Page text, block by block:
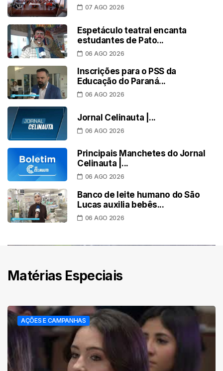
07 AGO 2026
Espetáculo teatral encanta
estudantes de Pato...
06 AGO 2026
Inscrições para o PSS da
Educação do Paraná...
06 AGO 2026
Jornal Celinauta |...
06 AGO 2026
Principais Manchetes do Jornal
Celinauta |...
06 AGO 2026
Banco de leite humano do São
Lucas auxilia bebês...
06 AGO 2026
Matérias Especiais
AÇÕES E CAMPANHAS